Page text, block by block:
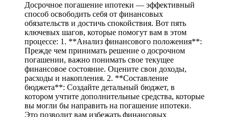
Досрочное погашение ипотеки — эффективный
способ освободить себя от финансовых
обязательств и достичь спокойствия. Вот пять
ключевых шагов, которые помогут вам в этом
процессе: 1. **Анализ финансового положения**:
Прежде чем принимать решение о досрочном
погашении, важно понимать свое текущее
финансовое состояние. Оцените свои доходы,
расходы и накопления. 2. **Составление
бюджета**: Создайте детальный бюджет, в
котором учтите дополнительные средства, которые
вы могли бы направить на погашение ипотеки.
Это позволит вам избежать финансовых